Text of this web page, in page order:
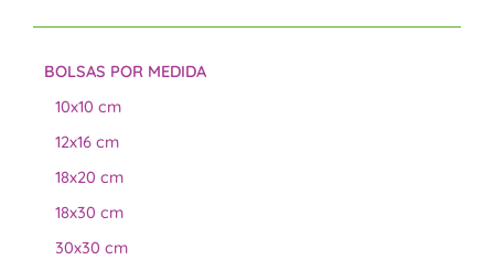
BOLSAS POR MEDIDA
10x10 cm
12x16 cm
18x20 cm
18x30 cm
30x30 cm